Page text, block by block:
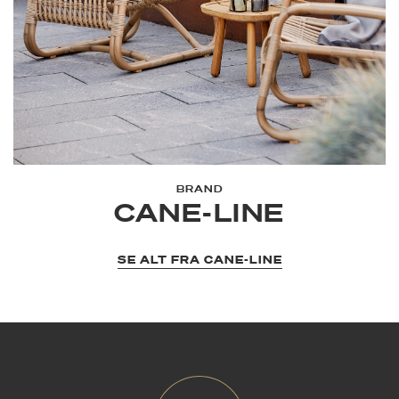
BRAND
CANE-LINE
SE ALT FRA CANE-LINE